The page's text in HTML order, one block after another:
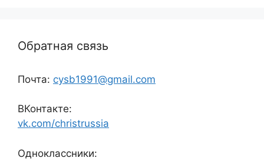
Обратная связь
Почта: cysb1991@gmail.com
ВКонтакте:
vk.com/christrussia
Одноклассники: